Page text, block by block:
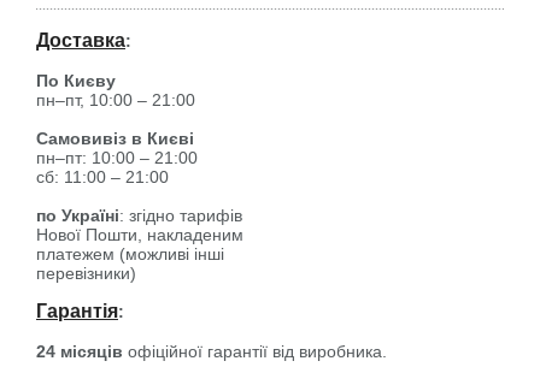
Доставка:
По Києву
пн–пт, 10:00 – 21:00
Самовивіз в Києві
пн–пт: 10:00 – 21:00
сб: 11:00 – 21:00
по Україні: згідно тарифів
Нової Пошти, накладеним
платежем (можливі інші
перевізники)
Гарантія:
24 місяців офіційної гарантії від виробника.